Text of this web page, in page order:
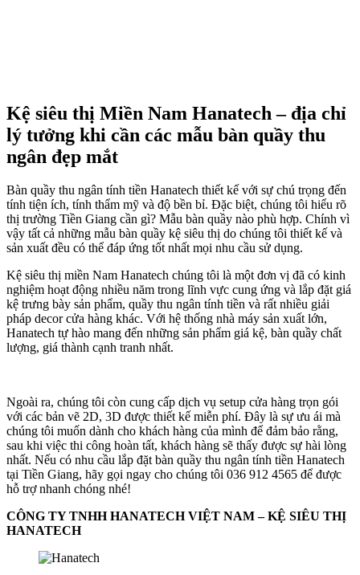
Kệ siêu thị Miền Nam Hanatech – địa chỉ
lý tưởng khi cần các mẫu bàn quầy thu
ngân đẹp mắt
Bàn quầy thu ngân tính tiền Hanatech thiết kế với sự chú trọng đến
tính tiện ích, tính thẩm mỹ và độ bền bỉ. Đặc biệt, chúng tôi hiểu rõ
thị trường Tiền Giang cần gì? Mẫu bàn quầy nào phù hợp. Chính vì
vậy tất cả những mẫu bàn quầy kệ siêu thị do chúng tôi thiết kế và
sản xuất đều có thể đáp ứng tốt nhất mọi nhu cầu sử dụng.
Kệ siêu thị miền Nam Hanatech chúng tôi là một đơn vị đã có kinh
nghiệm hoạt động nhiều năm trong lĩnh vực cung ứng và lắp đặt giá
kệ trưng bày sản phẩm, quầy thu ngân tính tiền và rất nhiều giải
pháp decor cửa hàng khác. Với hệ thống nhà máy sản xuất lớn,
Hanatech tự hào mang đến những sản phẩm giá kệ, bàn quầy chất
lượng, giá thành cạnh tranh nhất.
Ngoài ra, chúng tôi còn cung cấp dịch vụ setup cửa hàng trọn gói
với các bản vẽ 2D, 3D được thiết kế miễn phí. Đây là sự ưu ái mà
chúng tôi muốn dành cho khách hàng của mình để đảm bảo rằng,
sau khi việc thi công hoàn tất, khách hàng sẽ thấy được sự hài lòng
nhất. Nếu có nhu cầu lắp đặt bàn quầy thu ngân tính tiền Hanatech
tại Tiền Giang, hãy gọi ngay cho chúng tôi 036 912 4565 để được
hỗ trợ nhanh chóng nhé!
CÔNG TY TNHH HANATECH VIỆT NAM – KỆ SIÊU THỊ
HANATECH